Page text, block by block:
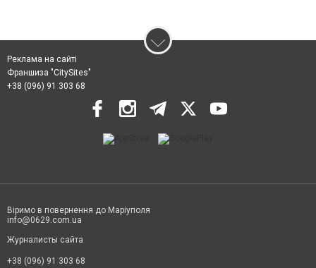
Реклама на сайті
Франшиза "CitySites"
+38 (096) 91 303 68
Віримо в повернення до Маріуполя
info@0629.com.ua
Журналисты сайта
+38 (096) 91 303 68